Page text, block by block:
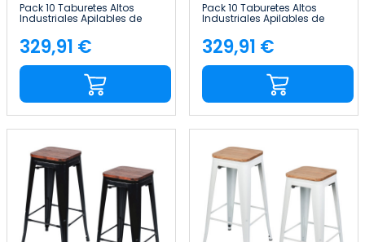
Pack 10 Taburetes Altos
Industriales Apilables de
Acero 41x41x85cm Thinia
Home
Precio
329,91 €
Pack 10 Taburetes Altos
Industriales Apilables de
Acero 41x41x85cm Thinia
Home
Precio
329,91 €